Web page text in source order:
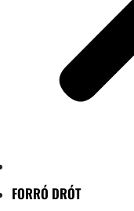
FORRÓ DRÓT